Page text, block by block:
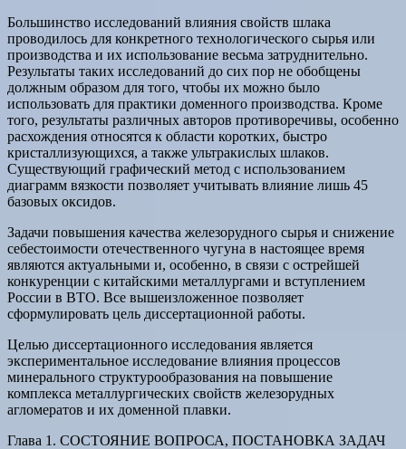
Большинство исследований влияния свойств шлака
проводилось для конкретного технологического сырья или
производства и их использование весьма затруднительно.
Результаты таких исследований до сих пор не обобщены
должным образом для того, чтобы их можно было
использовать для практики доменного производства. Кроме
того, результаты различных авторов противоречивы, особенно
расхождения относятся к области коротких, быстро
кристаллизующихся, а также ультракислых шлаков.
Существующий графический метод с использованием
диаграмм вязкости позволяет учитывать влияние лишь 45
базовых оксидов.
Задачи повышения качества железорудного сырья и снижение
себестоимости отечественного чугуна в настоящее время
являются актуальными и, особенно, в связи с острейшей
конкуренции с китайскими металлургами и вступлением
России в ВТО. Все вышеизложенное позволяет
сформулировать цель диссертационной работы.
Целью диссертационного исследования является
экспериментальное исследование влияния процессов
минерального структурообразования на повышение
комплекса металлургических свойств железорудных
агломератов и их доменной плавки.
Глава 1. СОСТОЯНИЕ ВОПРОСА, ПОСТАНОВКА ЗАДАЧ